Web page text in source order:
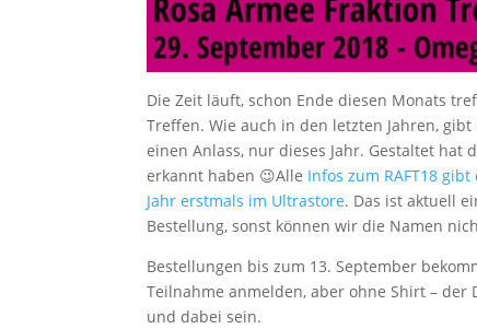
Die Zeit läuft, schon Ende diesen Monats
Treffen. Wie auch in den letzten Jahren,
einen Anlass, nur dieses Jahr. Gestaltet hat
erkannt haben 😉Alle Infos zum RAFT18
Jahr erstmals im Ultrastore. Das ist aktuell
Bestellung, sonst können wir die Namen
Bestellungen bis zum 13. September
Teilnahme anmelden, aber ohne Shirt –
und dabei sein.